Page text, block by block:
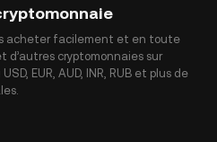
acheter facilement et en toute
d’autres cryptomonnaies sur
EUR, AUD, INR, RUB et plus de